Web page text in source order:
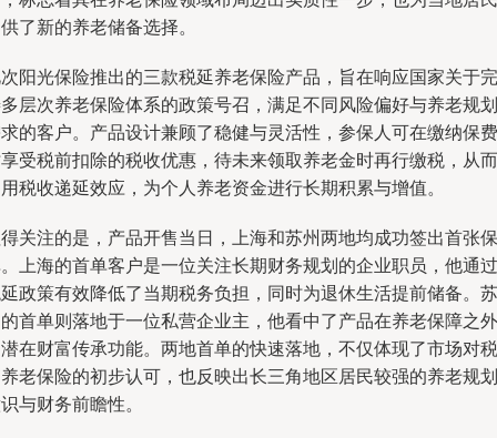
了新的养老储备选择。
阳光保险推出的三款税延养老保险产品，旨在响应国家关于完
层次养老保险体系的政策号召，满足不同风险偏好与养老规划
的客户。产品设计兼顾了稳健与灵活性，参保人可在缴纳保费
受税前扣除的税收优惠，待未来领取养老金时再行缴税，从而
税收递延效应，为个人养老资金进行长期积累与增值。
关注的是，产品开售当日，上海和苏州两地均成功签出首张保
上海的首单客户是一位关注长期财务规划的企业职员，他通过
政策有效降低了当期税务负担，同时为退休生活提前储备。苏
首单则落地于一位私营企业主，他看中了产品在养老保障之外
在财富传承功能。两地首单的快速落地，不仅体现了市场对税
老保险的初步认可，也反映出长三角地区居民较强的养老规划
与财务前瞻性。